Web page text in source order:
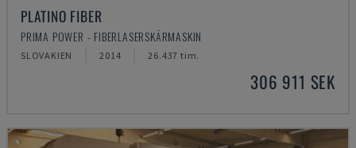
PLATINO FIBER
PRIMA POWER - FIBERLASERSKÄRMASKIN
SLOVAKIEN 2014 26.437 tim.
306 911 SEK